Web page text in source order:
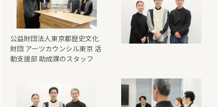
公益財団法人東京都歴史文化
財団 アーツカウンシル東京 活
動支援部 助成課のスタッフ